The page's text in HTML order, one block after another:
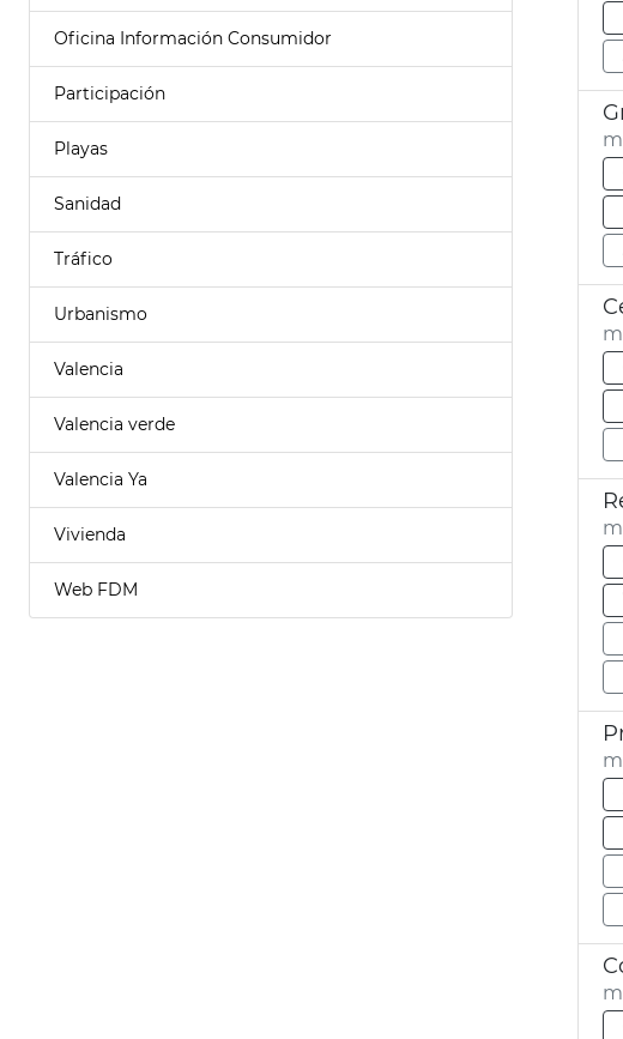
Oficina Información Consumidor
Participación
Playas
Sanidad
Tráfico
Urbanismo
Valencia
Valencia verde
Valencia Ya
Vivienda
Web FDM